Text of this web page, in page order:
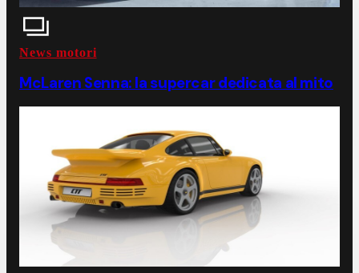
News motori
McLaren Senna: la supercar dedicata al mito